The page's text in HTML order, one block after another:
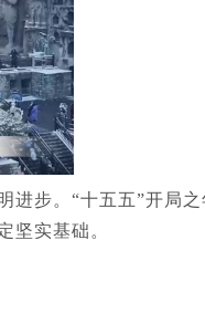
步。“十五五”开局
坚实基础。